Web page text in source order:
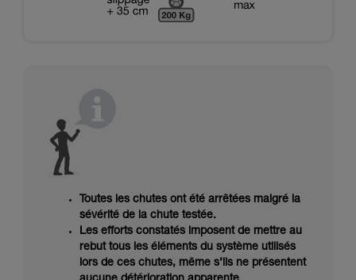
Toutes les chutes ont été arrêtées malgré la
sévérité de la chute testée.
Les efforts constatés imposent de mettre au
rebut tous les éléments du système utilisés
lors de ces chutes, même s’ils ne présentent